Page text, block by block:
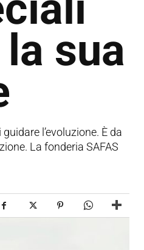
sua
l’evoluzione. È da
La fonderia SAFAS